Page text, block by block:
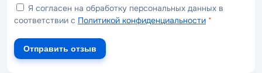
Я согласен на обработку персональных данных в
соответствии с Политикой конфиденциальности *
Отправить отзыв